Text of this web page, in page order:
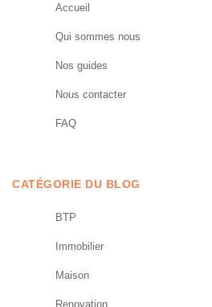
Accueil
Qui sommes nous
Nos guides
Nous contacter
FAQ
CATÉGORIE DU BLOG
BTP
Immobilier
Maison
Renovation